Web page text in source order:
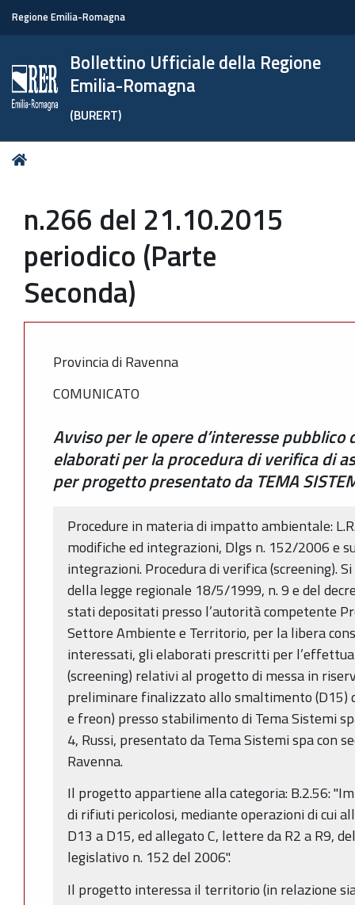
Regione Emilia-Romagna
Bollettino Ufficiale della Regione
Emilia-Romagna
(BURERT)
Tu
n.266 del 21.10.2015
periodico (Parte
Seconda)
Provincia di Ravenna
COMUNICATO
Avviso per le opere d’interesse pubblico
elaborati per la procedura di verifica di
per progetto presentato da TEMA
Procedure in materia di impatto ambientale:
modifiche ed integrazioni, Dlgs n. 152/2006 e
integrazioni. Procedura di verifica (screening).
della legge regionale 18/5/1999, n. 9 e del
stati depositati presso l’autorità competente
Settore Ambiente e Territorio, per la libera
interessati, gli elaborati prescritti per
(screening) relativi al progetto di messa in
preliminare finalizzato allo smaltimento (D15)
e freon) presso stabilimento di Tema Sistemi
4, Russi, presentato da Tema Sistemi spa con
Ravenna.
Il progetto appartiene alla categoria: B.2.56:
di rifiuti pericolosi, mediante operazioni di cui
D13 a D15, ed allegato C, lettere da R2 a R9,
legislativo n. 152 del 2006".
Il progetto interessa il territorio (in relazione